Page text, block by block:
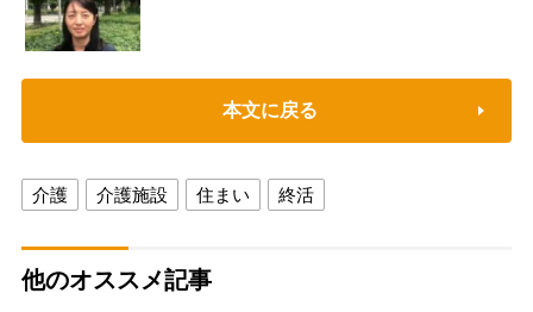
本文に戻る
介護 介護施設 住まい 終活
他のオススメ記事